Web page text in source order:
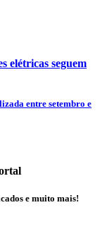
elétricas seguem
entre setembro e
e muito mais!